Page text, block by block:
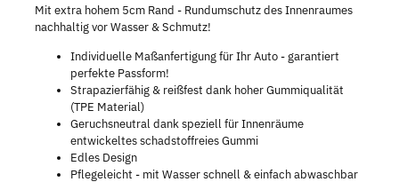
Mit extra hohem 5cm Rand - Rundumschutz des Innenraumes
nachhaltig vor Wasser & Schmutz!
Individuelle Maßanfertigung für Ihr Auto - garantiert
perfekte Passform!
Strapazierfähig & reißfest dank hoher Gummiqualität
(TPE Material)
Geruchsneutral dank speziell für Innenräume
entwickeltes schadstoffreies Gummi
Edles Design
Pflegeleicht - mit Wasser schnell & einfach abwaschbar